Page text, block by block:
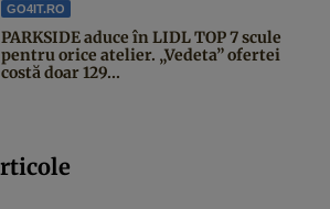
GO4IT.RO
PARKSIDE aduce în LIDL TOP 7 scule
pentru orice atelier. „Vedeta” ofertei
costă doar 129...